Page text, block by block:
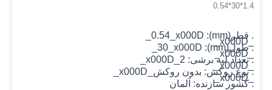
0.54*30*1.4
. قطر(mm): 0.54_x000D_
_x000D_
. طول(mm): 30_x000D_
_x000D_
. تعداد لبه برشی: 2_x000D_
_x000D_
. نوع روکش: بدون روکش
_x000D_
. کشور سازنده: آلمان